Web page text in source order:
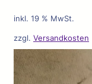
inkl. 19 % MwSt.
zzgl. Versandkosten